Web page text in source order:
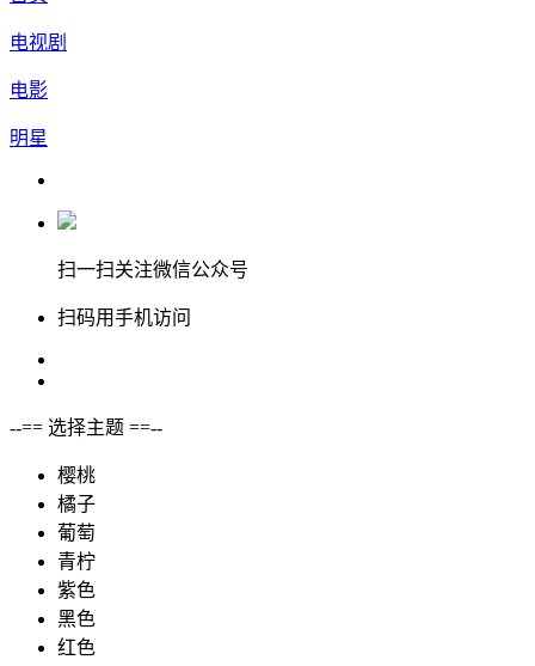
电视剧
电影
明星
扫一扫关注微信公众号
扫码用手机访问
--== 选择主题 ==--
樱桃
橘子
葡萄
青柠
紫色
黑色
红色